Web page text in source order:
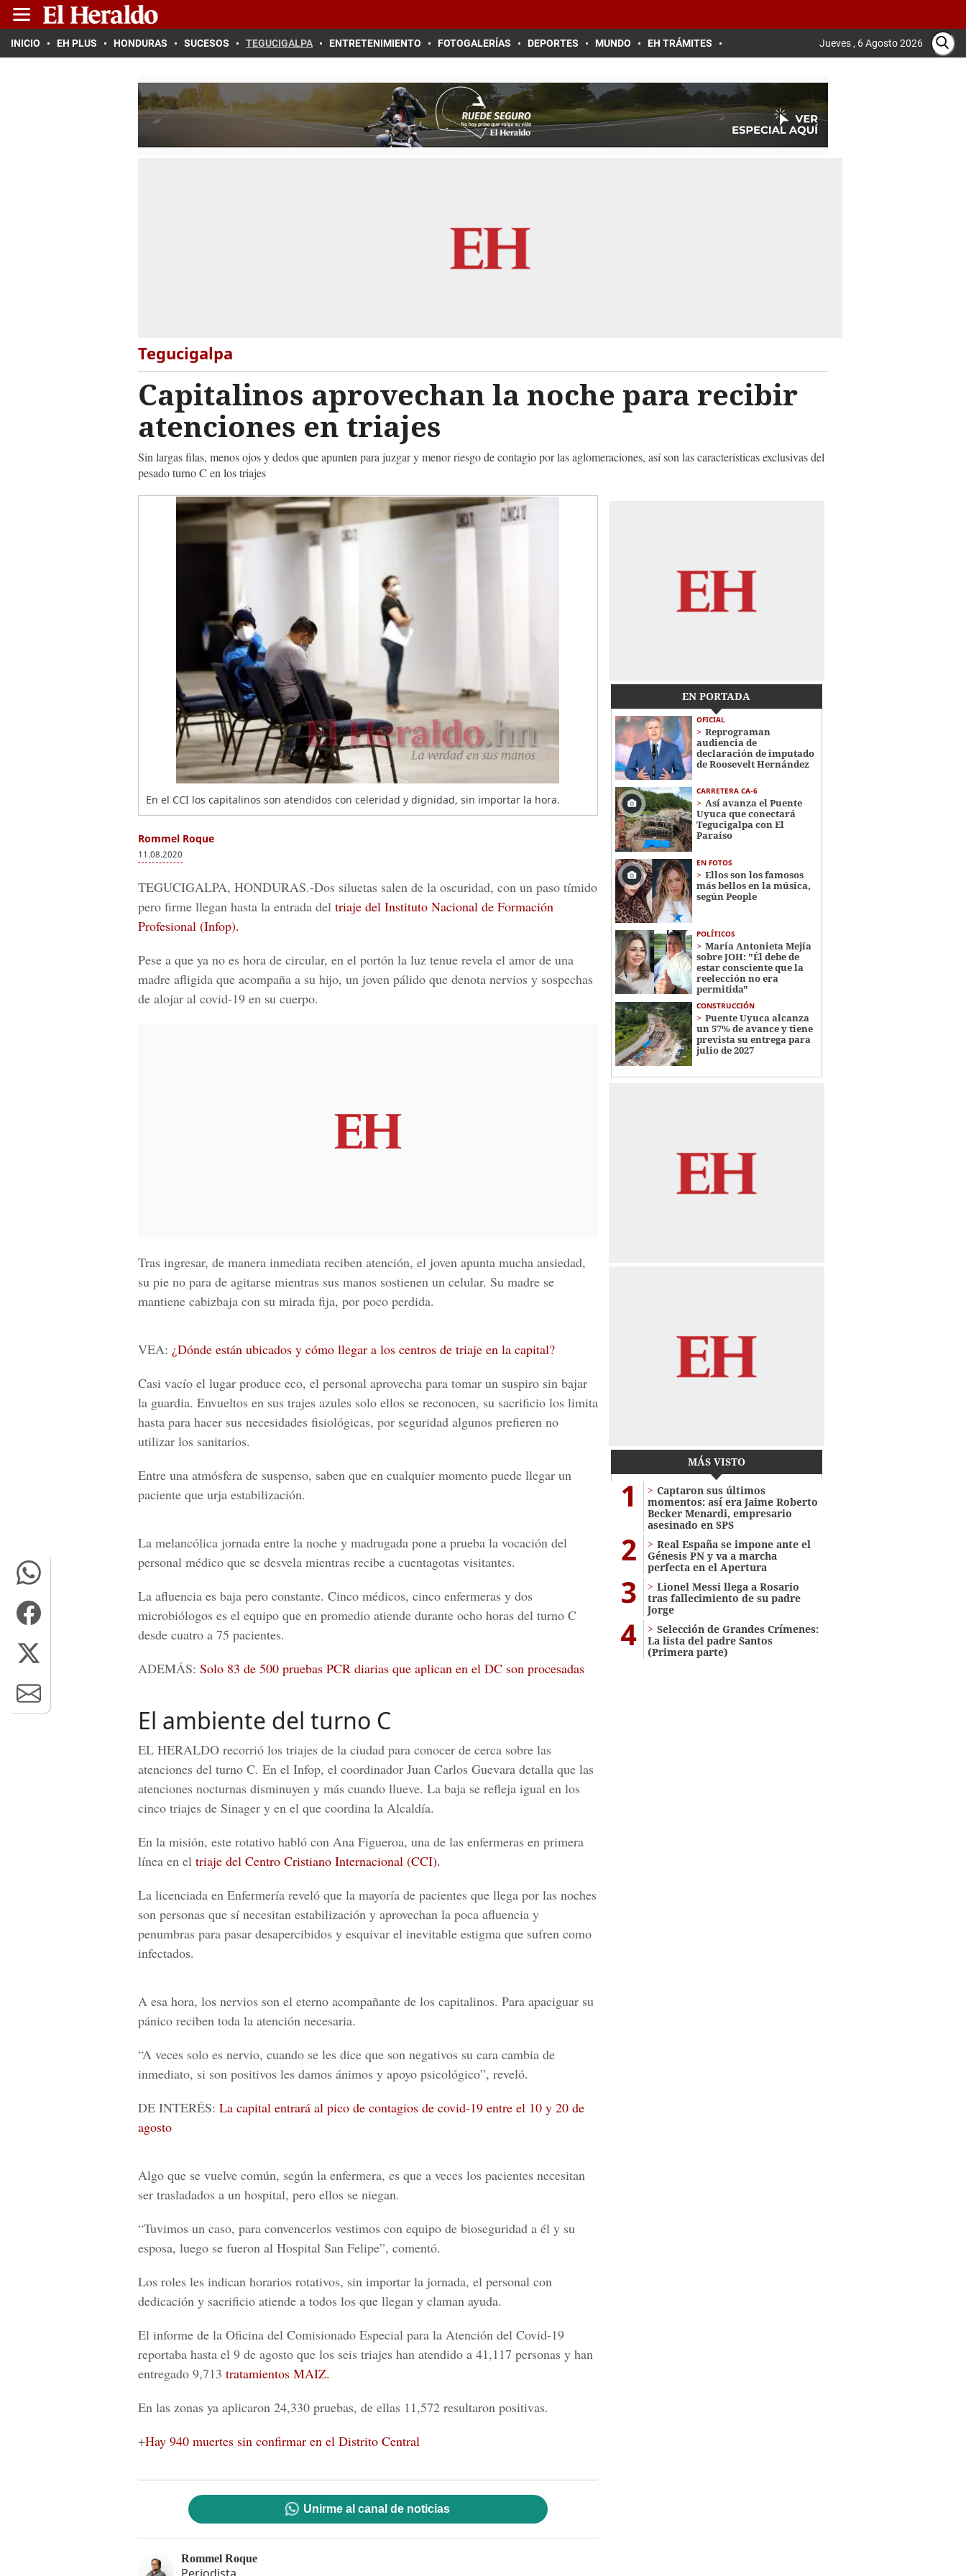
INICIO EH PLUS HONDURAS SUCESOS TEGUCIGALPA ENTRETENIMIENTO FOTOGALERÍAS DEPORTES MUNDO EH TRÁMITES Jueves , 6 Agosto 2026
Tegucigalpa
Capitalinos aprovechan la noche para recibir
atenciones en triajes
Sin largas filas, menos ojos y dedos que apunten para juzgar y menor riesgo de contagio por las aglomeraciones, así son las características exclusivas del
pesado turno C en los triajes
En el CCI los capitalinos son atendidos con celeridad y dignidad, sin importar la hora.
Rommel Roque
11.08.2020
TEGUCIGALPA, HONDURAS.-Dos siluetas salen de la oscuridad, con un paso tímido
pero firme llegan hasta la entrada del triaje del Instituto Nacional de Formación
Profesional (Infop).
Pese a que ya no es hora de circular, en el portón la luz tenue revela el amor de una
madre afligida que acompaña a su hijo, un joven pálido que denota nervios y sospechas
de alojar al covid-19 en su cuerpo.
Tras ingresar, de manera inmediata reciben atención, el joven apunta mucha ansiedad,
su pie no para de agitarse mientras sus manos sostienen un celular. Su madre se
mantiene cabizbaja con su mirada fija, por poco perdida.
VEA: ¿Dónde están ubicados y cómo llegar a los centros de triaje en la capital?
Casi vacío el lugar produce eco, el personal aprovecha para tomar un suspiro sin bajar
la guardia. Envueltos en sus trajes azules solo ellos se reconocen, su sacrificio los limita
hasta para hacer sus necesidades fisiológicas, por seguridad algunos prefieren no
utilizar los sanitarios.
Entre una atmósfera de suspenso, saben que en cualquier momento puede llegar un
paciente que urja estabilización.
La melancólica jornada entre la noche y madrugada pone a prueba la vocación del
personal médico que se desvela mientras recibe a cuentagotas visitantes.
La afluencia es baja pero constante. Cinco médicos, cinco enfermeras y dos
microbiólogos es el equipo que en promedio atiende durante ocho horas del turno C
desde cuatro a 75 pacientes.
ADEMÁS: Solo 83 de 500 pruebas PCR diarias que aplican en el DC son procesadas
El ambiente del turno C
EL HERALDO recorrió los triajes de la ciudad para conocer de cerca sobre las
atenciones del turno C. En el Infop, el coordinador Juan Carlos Guevara detalla que las
atenciones nocturnas disminuyen y más cuando llueve. La baja se refleja igual en los
cinco triajes de Sinager y en el que coordina la Alcaldía.
En la misión, este rotativo habló con Ana Figueroa, una de las enfermeras en primera
línea en el triaje del Centro Cristiano Internacional (CCI).
La licenciada en Enfermería reveló que la mayoría de pacientes que llega por las noches
son personas que sí necesitan estabilización y aprovechan la poca afluencia y
penumbras para pasar desapercibidos y esquivar el inevitable estigma que sufren como
infectados.
A esa hora, los nervios son el eterno acompañante de los capitalinos. Para apaciguar su
pánico reciben toda la atención necesaria.
“A veces solo es nervio, cuando se les dice que son negativos su cara cambia de
inmediato, si son positivos les damos ánimos y apoyo psicológico”, reveló.
DE INTERÉS: La capital entrará al pico de contagios de covid-19 entre el 10 y 20 de
agosto
Algo que se vuelve común, según la enfermera, es que a veces los pacientes necesitan
ser trasladados a un hospital, pero ellos se niegan.
“Tuvimos un caso, para convencerlos vestimos con equipo de bioseguridad a él y su
esposa, luego se fueron al Hospital San Felipe”, comentó.
Los roles les indican horarios rotativos, sin importar la jornada, el personal con
dedicación y sacrificio atiende a todos los que llegan y claman ayuda.
El informe de la Oficina del Comisionado Especial para la Atención del Covid-19
reportaba hasta el 9 de agosto que los seis triajes han atendido a 41,117 personas y han
entregado 9,713 tratamientos MAIZ.
En las zonas ya aplicaron 24,330 pruebas, de ellas 11,572 resultaron positivas.
+Hay 940 muertes sin confirmar en el Distrito Central
Unirme al canal de noticias
Rommel Roque
EN PORTADA
OFICIAL
Reprograman
audiencia de
declaración de imputado
de Roosevelt Hernández
CARRETERA CA-6
Así avanza el Puente
Uyuca que conectará
Tegucigalpa con El
Paraíso
EN FOTOS
Ellos son los famosos
más bellos en la música,
según People
POLÍTICOS
María Antonieta Mejía
sobre JOH: "Él debe de
estar consciente que la
reelección no era
permitida"
CONSTRUCCIÓN
Puente Uyuca alcanza
un 57% de avance y tiene
prevista su entrega para
julio de 2027
MÁS VISTO
1
Captaron sus últimos
momentos: así era Jaime Roberto
Becker Menardi​​​, empresario
asesinado en SPS
2
Real España se impone ante el
Génesis PN y va a marcha
perfecta en el Apertura
3
Lionel Messi llega a Rosario
tras fallecimiento de su padre
Jorge
4
Selección de Grandes Crímenes:
La lista del padre Santos
(Primera parte)